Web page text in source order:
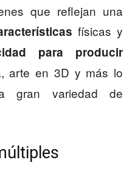
que reflejan una
físicas y
para producir
arte en 3D y más lo
gran variedad de